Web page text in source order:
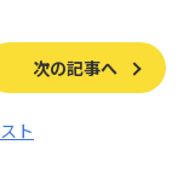
次の記事へ
ト